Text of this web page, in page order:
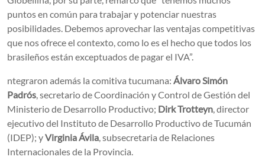
puntos en común para trabajar y potenciar nuestras
posibilidades. Debemos aprovechar las ventajas competitivas
que nos ofrece el contexto, como lo es el hecho que todos los
brasileños están exceptuados de pagar el IVA”.
ntegraron además la comitiva tucumana: Álvaro Simón
Padrós, secretario de Coordinación y Control de Gestión del
Ministerio de Desarrollo Productivo; Dirk Trotteyn, director
ejecutivo del Instituto de Desarrollo Productivo de Tucumán
(IDEP); yVirginia Ávila, subsecretaria de Relaciones
Internacionales de la Provincia.